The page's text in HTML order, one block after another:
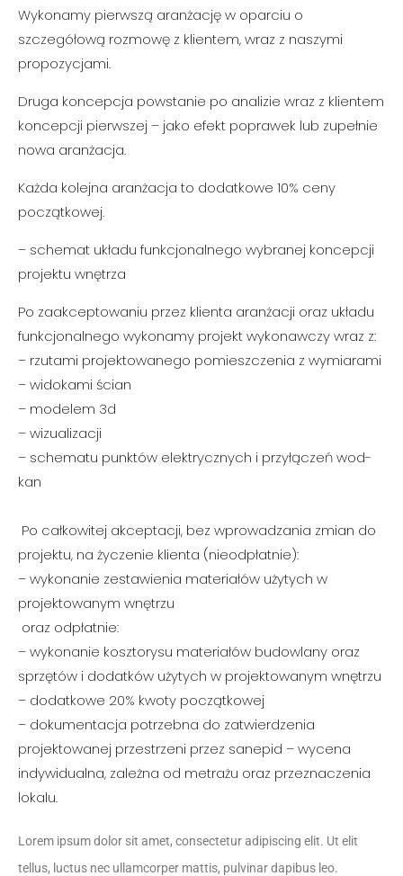
Wykonamy pierwszą aranżację w oparciu o
szczegółową rozmowę z klientem, wraz z naszymi
propozycjami.
Druga koncepcja powstanie po analizie wraz z klientem
koncepcji pierwszej – jako efekt poprawek lub zupełnie
nowa aranżacja.
Każda kolejna aranżacja to dodatkowe 10% ceny
początkowej.
– schemat układu funkcjonalnego wybranej koncepcji
projektu wnętrza
Po zaakceptowaniu przez klienta aranżacji oraz układu
funkcjonalnego wykonamy projekt wykonawczy wraz z:
– rzutami projektowanego pomieszczenia z wymiarami
– widokami ścian
– modelem 3d
– wizualizacji
– schematu punktów elektrycznych i przyłączeń wod-
kan
Po całkowitej akceptacji, bez wprowadzania zmian do
projektu, na życzenie klienta (nieodpłatnie):
– wykonanie zestawienia materiałów użytych w
projektowanym wnętrzu
oraz odpłatnie:
– wykonanie kosztorysu materiałów budowlany oraz
sprzętów i dodatków użytych w projektowanym wnętrzu
– dodatkowe 20% kwoty początkowej
– dokumentacja potrzebna do zatwierdzenia
projektowanej przestrzeni przez sanepid – wycena
indywidualna, zależna od metrażu oraz przeznaczenia
lokalu.
Lorem ipsum dolor sit amet, consectetur adipiscing elit. Ut elit
tellus, luctus nec ullamcorper mattis, pulvinar dapibus leo.